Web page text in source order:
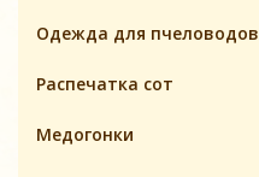
Одежда для пчеловодов
Распечатка сот
Медогонки